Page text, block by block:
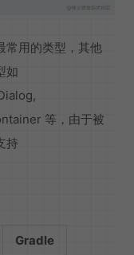
常用的类型，其他
如
等，由于被
持
Gradle